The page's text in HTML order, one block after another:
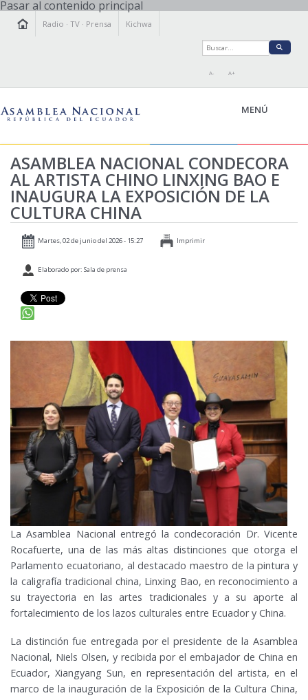
Pasar al contenido principal
Radio ·TV · Prensa Kichwa
A- A+
MENÚ
LA ASAMBLEA
LEGISLAMOS
FISCALIZAMOS
TRANSPARENCIA
PARTICIPACIÓN
RELACIONES INTERNACIONALES
AGENDA
ASAMBLEA NACIONAL CONDECORA
AL ARTISTA CHINO LINXING BAO E
INAUGURA LA EXPOSICIÓN DE LA
CULTURA CHINA
Martes, 02 de junio del 2026 - 15:27 Imprimir
Elaborado por: Sala de prensa
La Asamblea Nacional entregó la condecoración Dr. Vicente
Rocafuerte, una de las más altas distinciones que otorga el
Parlamento ecuatoriano, al destacado maestro de la pintura y
la caligrafía tradicional china, Linxing Bao, en reconocimiento a
su trayectoria en las artes tradicionales y a su aporte al
fortalecimiento de los lazos culturales entre Ecuador y China.
La distinción fue entregada por el presidente de la Asamblea
Nacional, Niels Olsen, y recibida por el embajador de China en
Ecuador, Xiangyang Sun, en representación del artista, en el
marco de la inauguración de la Exposición de la Cultura China,